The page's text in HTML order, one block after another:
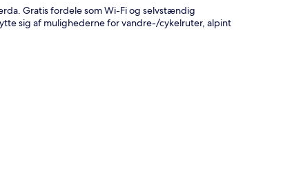
Gratis fordele som Wi-Fi og selvstændig
sig af mulighederne for vandre-/cykelruter, alpint